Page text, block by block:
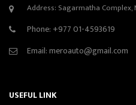
Address: Sagarmatha Complex,
Phone: +977 01-4593619
Email:meroauto@gmail.com
USEFUL LINK